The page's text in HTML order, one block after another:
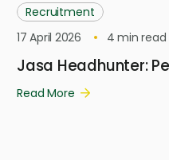
Recruitment
17 April 2026
4 min read
Jasa Headhunter:
Read More